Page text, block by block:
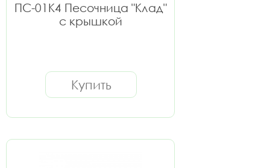
ПС-01К4 Песочница "Клад"
с крышкой
Купить